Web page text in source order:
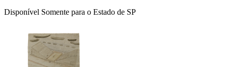
Disponível Somente para o Estado de SP